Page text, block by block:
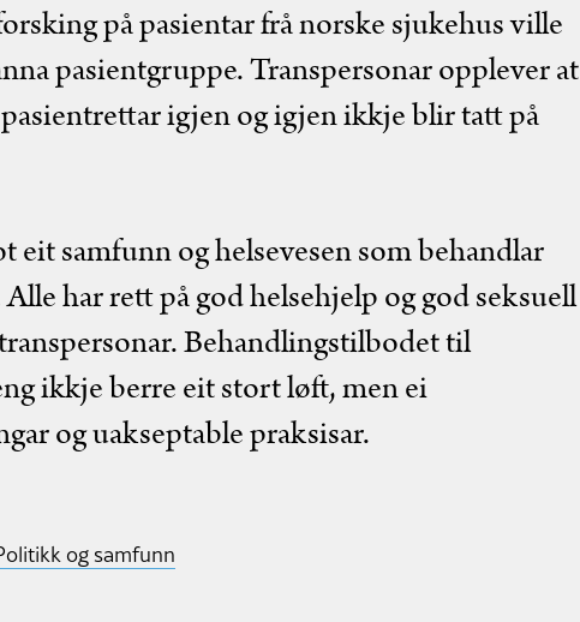
på pasientar frå norske sjukehus ville
pasientgruppe. Transpersonar opplever at
igjen og igjen ikkje blir tatt på
samfunn og helsevesen som behandlar
har rett på god helsehjelp og god seksuell
Behandlingstilbodet til
ikkje berre eit stort løft, men ei
og uakseptable praksisar.
og samfunn